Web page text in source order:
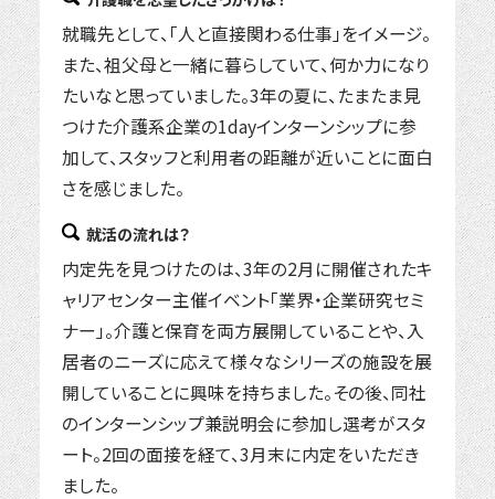
就職先として、「人と直接関わる仕事」をイメージ。
また、祖父母と一緒に暮らしていて、何か力になり
たいなと思っていました。3年の夏に、たまたま見
つけた介護系企業の1dayインターンシップに参
加して、スタッフと利用者の距離が近いことに面白
さを感じました。
就活の流れは？
内定先を見つけたのは、3年の2月に開催されたキ
ャリアセンター主催イベント「業界・企業研究セミ
ナー」。介護と保育を両方展開していることや、入
居者のニーズに応えて様々なシリーズの施設を展
開していることに興味を持ちました。その後、同社
のインターンシップ兼説明会に参加し選考がスタ
ート。2回の面接を経て、3月末に内定をいただき
ました。